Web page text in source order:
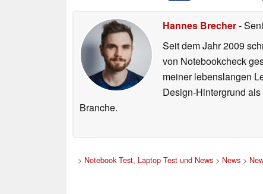
Hannes Brecher-
Seit dem Jahr 2009
von Notebookcheck
meiner lebenslangen
Design-Hintergrund
Branche.
> Notebook Test, Laptop Test und News > News >